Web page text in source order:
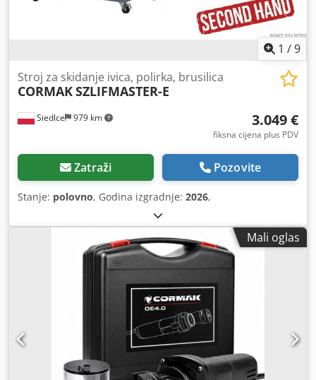
1 /9
Siedlce 979 km
Stroj za skidanje ivica, polirka, brusilica
CORMAKSZLIFMASTER-E
3.049 €
fiksna cijena plus PDV
Zatraži Pozovite
Stanje: polovno, Godina izgradnje: 2026,
Mali oglas